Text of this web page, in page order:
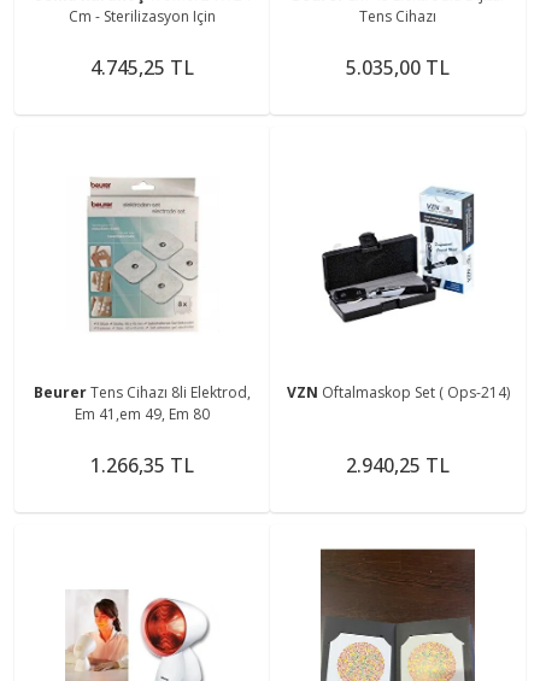
Cm - Sterilizasyon Için
4.745,25 TL
Tens Cihazı
5.035,00 TL
BeurerTens Cihazı 8li Elektrod,
Em 41,em 49, Em 80
1.266,35 TL
VZN Oftalmaskop Set ( Ops-214)
2.940,25 TL